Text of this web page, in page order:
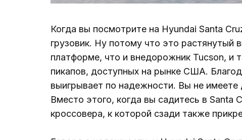
Когда вы посмотрите на Hyundai Santa
грузовик. Ну потому что это растянутый
платформе, что и внедорожник Tucson, и
пикапов, доступных на рынке США.
выигрывает по надежности. Вы не
Вместо этого, когда вы садитесь в Santa
кроссовера, к которой сзади также